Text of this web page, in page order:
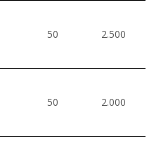
50 2.500
50 2.000